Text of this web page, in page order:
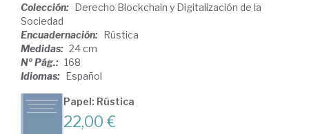
Colección: Derecho Blockchain y Digitalización de la
Sociedad
Encuadernación: Rústica
Medidas: 24 cm
Nº Pág.: 168
Idiomas: Español
Papel: Rústica
22,00 €